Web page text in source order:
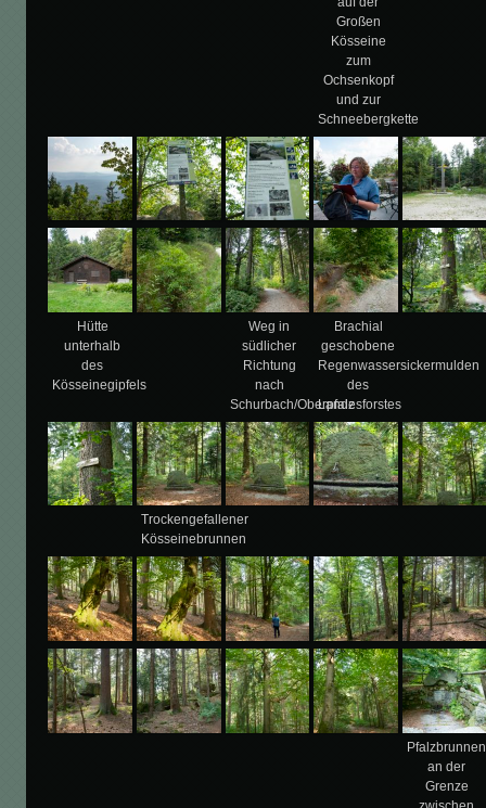
Großen
Kösseine
zum
Ochsenkopf
und zur
Schneebergkette
Hütte
unterhalb
des
Kösseinegipfels
Weg in
südlicher
Richtung
nach
Schurbach/Oberpfalz
Brachial
geschobene
Regenwassersickermulden
des
Landesforstes
Trockengefallener
Kösseinebrunnen
Pfalzbrunnen
an der
Grenze